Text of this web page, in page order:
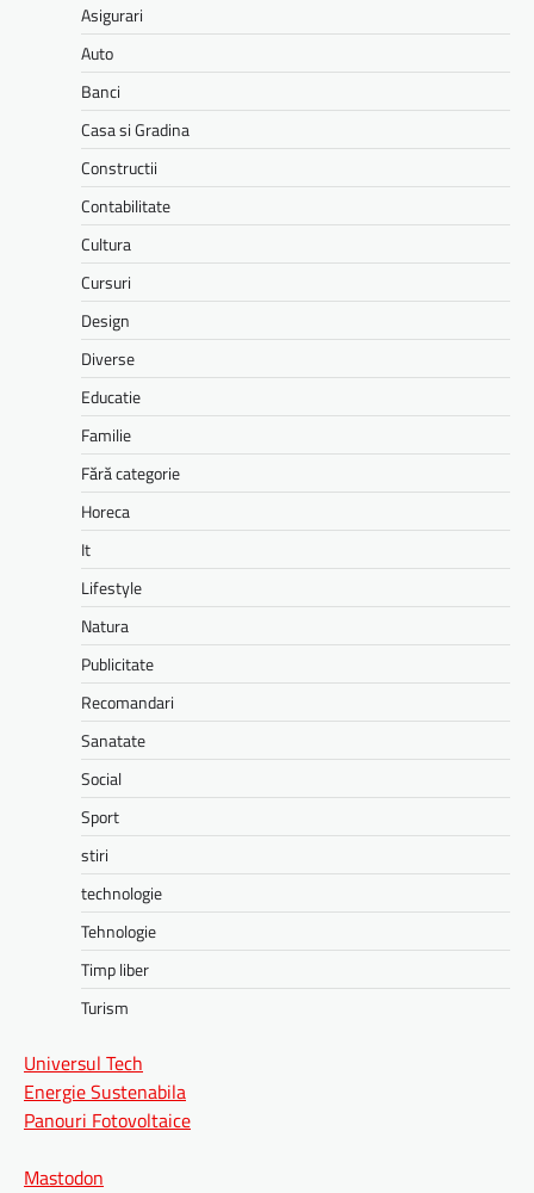
Asigurari
Auto
Banci
Casa si Gradina
Constructii
Contabilitate
Cultura
Cursuri
Design
Diverse
Educatie
Familie
Fără categorie
Horeca
It
Lifestyle
Natura
Publicitate
Recomandari
Sanatate
Social
Sport
stiri
technologie
Tehnologie
Timp liber
Turism
Universul Tech
Energie Sustenabila
Panouri Fotovoltaice
Mastodon